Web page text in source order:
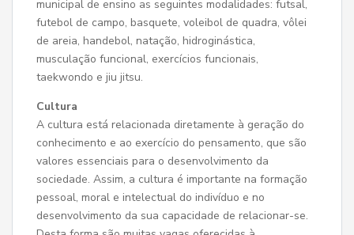
municipal de ensino as seguintes modalidades: futsal,
futebol de campo, basquete, voleibol de quadra, vôlei
de areia, handebol, natação, hidroginástica,
musculação funcional, exercícios funcionais,
taekwondo e jiu jitsu.
Cultura
A cultura está relacionada diretamente à geração do
conhecimento e ao exercício do pensamento, que são
valores essenciais para o desenvolvimento da
sociedade. Assim, a cultura é importante na formação
pessoal, moral e intelectual do indivíduo e no
desenvolvimento da sua capacidade de relacionar-se.